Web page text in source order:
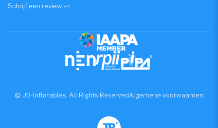
Schrijf een review ->
© JB-Inflatables. All Rights ReservedAlgemene voorwaarden